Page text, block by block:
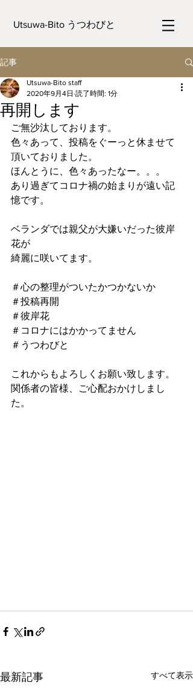
Utsuwa-Bito うつわびと
記事
再開します
Utsuwa-Bito staff
2020年9月4日 読了時間: 1分
ご無沙汰しております。
色々あって、投稿をぐーっと休ませて
頂いておりました。
ほんとうに、色々あったなー。。。
あり過ぎてコロナ禍の始まりが遠い記
憶です。
ベランダでは親父が大嫌いだった彼岸
花が
綺麗に咲いてます。
＃心の整理がついたかつかないか
＃投稿再開
＃彼岸花
＃コロナにはかかってません
＃うつわびと
これからもよろしくお願い致します。
関係者の皆様、ご心配おかけしまし
た。
最新記事 すべて表示